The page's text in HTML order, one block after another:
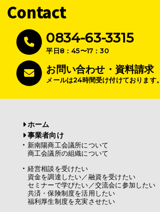
Contact
0834-63-3315
平日8：45〜17：30
お問い合わせ・資料請求
メールは24時間受け付けております。
ホーム
事業者向け
新南陽商工会議所について
商工会議所の組織について
経営相談を受けたい
資金を調達したい／融資を受けたい
セミナーで学びたい／交流会に参加したい
共済・保険制度を活用したい
福利厚生制度を充実させたい